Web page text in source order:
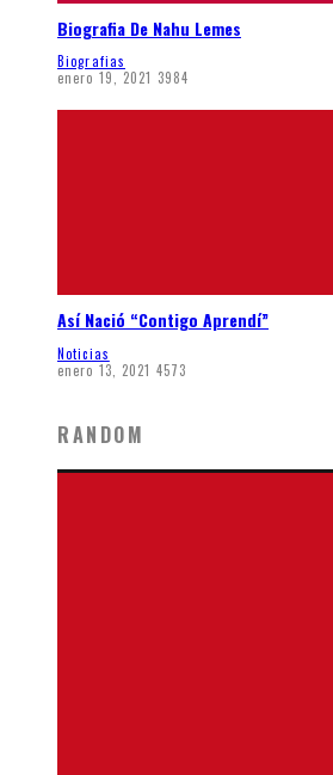
Biografia De Nahu Lemes
Biografias
enero 19, 2021 3984
Así Nació “Contigo Aprendí”
Noticias
enero 13, 2021 4573
RANDOM